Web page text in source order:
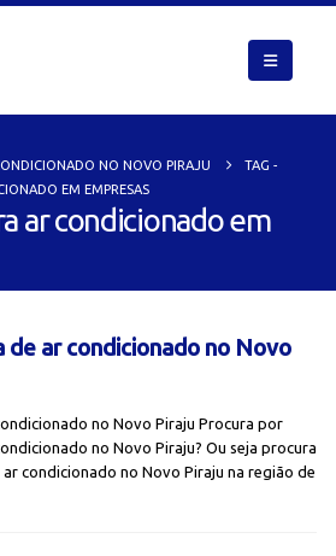
NO NOVO PIRAJU
TAG -
EM EMPRESAS
ar condicionado em
de ar condicionado no Novo
no Novo Piraju Procura por
no Novo Piraju? Ou seja procura
condicionado no Novo Piraju na região de